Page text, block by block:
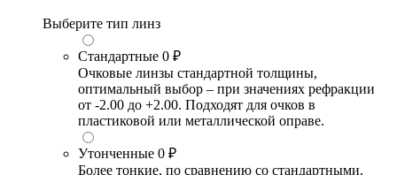
Выберите тип линз
Стандартные 0 ₽
Очковые линзы стандартной толщины,
оптимальный выбор – при значениях рефракции
от -2.00 до +2.00. Подходят для очков в
пластиковой или металлической оправе.
Утонченные 0 ₽
Более тонкие, по сравнению со стандартными,